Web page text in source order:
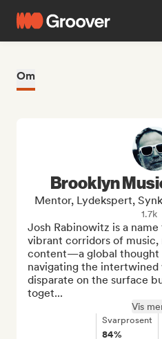
Om
Brooklyn
Mentor, Lydekspert,
1.7k
Josh Rabinowitz is a
vibrant corridors of music,
content—a global thought
navigating the intertwined
disparate on the surface
toget...
Vis
Svarprosent
84%